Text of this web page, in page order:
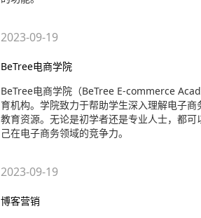
2023-09-19
BeTree电商学院
BeTree电商学院（BeTree E-commerce
育机构。学院致力于帮助学生深入理解电子
教育资源。无论是初学者还是专业人士，都
己在电子商务领域的竞争力。
2023-09-19
博客营销